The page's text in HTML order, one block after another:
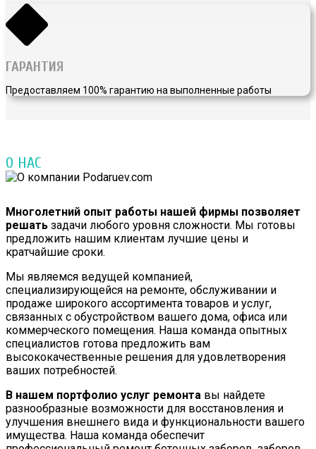
ГАРАНТИЯ
Предоставляем 100% гарантию на выполненные работы
О НАС
Многолетний опыт работы нашей фирмы позволяет
решать задачи любого уровня сложности. Мы готовы
предложить нашим клиентам лучшие цены и
кратчайшие сроки.
Мы являемся ведущей компанией,
специализирующейся на ремонте, обслуживании и
продаже широкого ассортимента товаров и услуг,
связанных с обустройством вашего дома, офиса или
коммерческого помещения. Наша команда опытных
специалистов готова предложить вам
высококачественные решения для удовлетворения
ваших потребностей.
В нашем портфолио услуг ремонта вы найдете
разнообразные возможности для восстановления и
улучшения внешнего вида и функциональности вашего
имущества. Наша команда обеспечит